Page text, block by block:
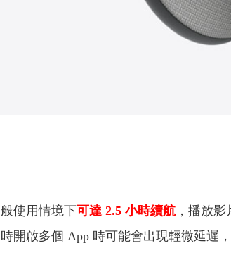
使用情境下可達 2.5 小時續航，播放影
開啟多個 App 時可能會出現輕微延遲